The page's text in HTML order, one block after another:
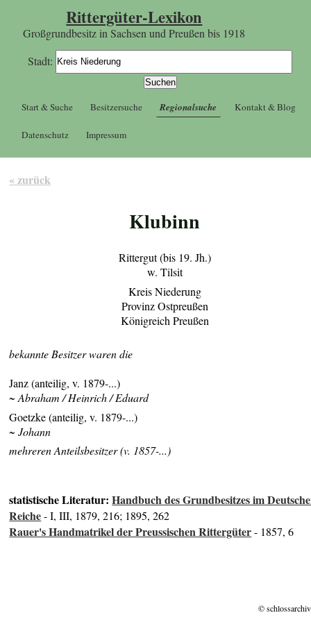
Rittergüter-Lexikon
Großgrundbesitz in Sachsen und Preußen bis 1918
Stadt:
Start & Suche Besitzersuche Regionalsuche Kontakt & Blog
Datenschutz Impressum
« zurück
Klubinn
Rittergut (bis 19. Jh.)
w. Tilsit
Kreis Niederung
Provinz Ostpreußen
Königreich Preußen
bekannte Besitzer waren die
Janz (anteilig, v. 1879-...)
~ Abraham / Heinrich / Eduard
Goetzke (anteilig, v. 1879-...)
~ Johann
mehreren Anteilsbesitzer (v. 1857-...)
statistische Literatur:Handbuch des Grundbesitzes im
Reiche- I, III, 1879, 216; 1895, 262
Rauer's Handmatrikel der Preussischen Rittergüter- 1857, 6
©